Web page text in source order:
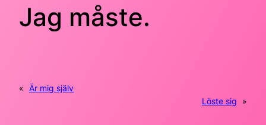
Jag måste.
« Är mig själv
Löste sig
»